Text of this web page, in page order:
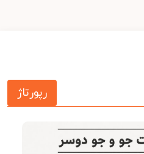
رپورتاژ